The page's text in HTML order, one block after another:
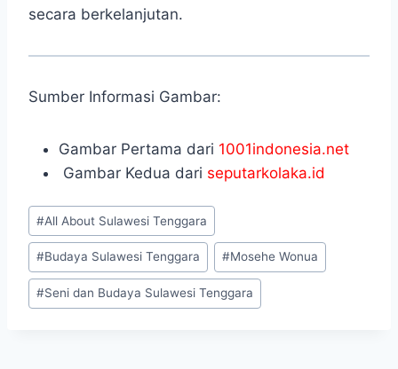
secara berkelanjutan.
Sumber Informasi Gambar:
Gambar Pertama dari 1001indonesia.net
Gambar Kedua dari seputarkolaka.id
Post
Tags:
#All About Sulawesi Tenggara
#Budaya Sulawesi Tenggara #Mosehe Wonua
#Seni dan Budaya Sulawesi Tenggara